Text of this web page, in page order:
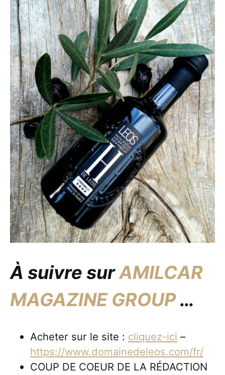
À suivre surAMILCAR
MAGAZINE GROUP …
Acheter sur le site : cliquez-ici –
https://www.domainedeleos.com/fr/
COUP DE COEUR DE LA RÉDACTION